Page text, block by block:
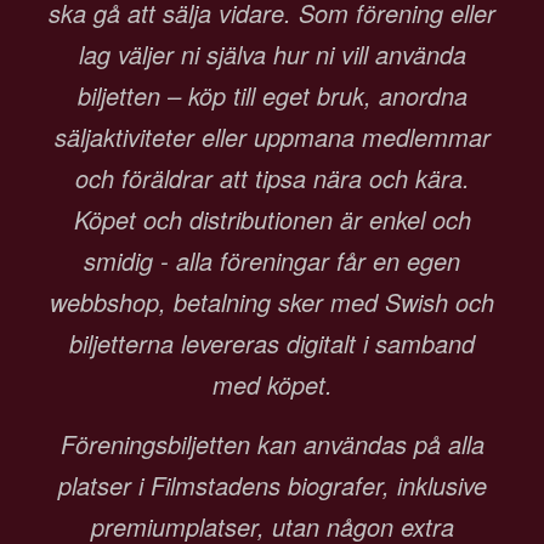
ska gå att sälja vidare. Som förening eller
lag väljer ni själva hur ni vill använda
biljetten – köp till eget bruk, anordna
säljaktiviteter eller uppmana medlemmar
och föräldrar att tipsa nära och kära.
Köpet och distributionen är enkel och
smidig - alla föreningar får en egen
webbshop, betalning sker med Swish och
biljetterna levereras digitalt i samband
med köpet.
Föreningsbiljetten kan användas på alla
platser i Filmstadens biografer, inklusive
premiumplatser, utan någon extra